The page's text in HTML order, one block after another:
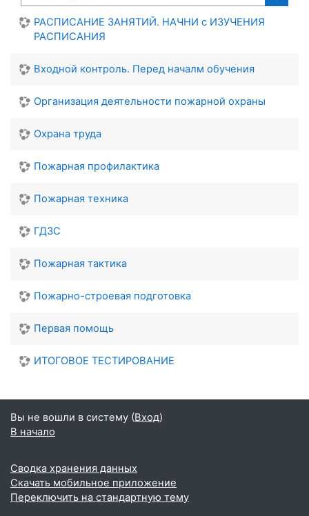
Поиск
РАСПИСАНИЕ ЗАНЯТИЙ. НАЧНИ с ИЗУЧЕНИЯ
РАСПИСАНИЯ
Входной контроль. Перед началм обучения
Организация деятельности пожарной охраны
Охрана труда
Пожарная профилактика
Пожарная техника
ГДЗС
Пожарная тактика
Пожарно-строевая подготовка
Первая помощь
ИТОГОВОЕ ТЕСТИРОВАНИЕ
Вы не вошли в систему (Вход)
В начало
Сводка хранения данных
Скачать мобильное приложение
Переключить на стандартную тему